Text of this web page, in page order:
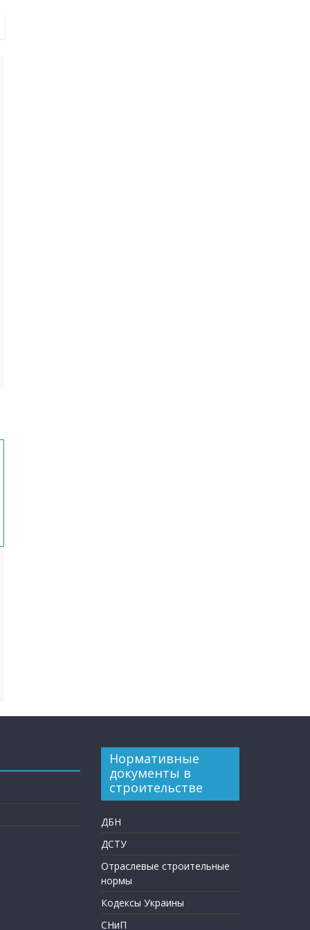
Нормативные
документы в
строительстве
ДБН
ДСТУ
Отраслевые строительные
нормы
Кодексы Украины
СНиП